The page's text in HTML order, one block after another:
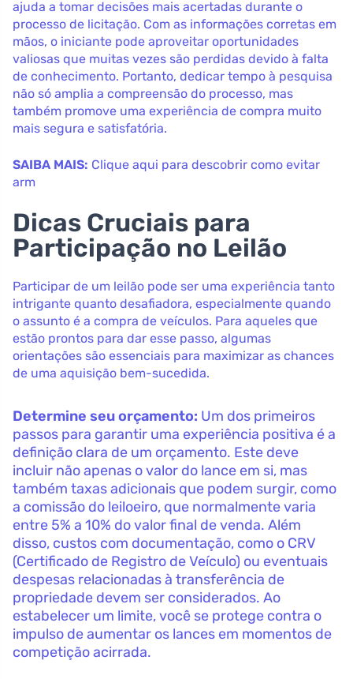
ajuda a tomar decisões mais acertadas durante o
processo de licitação. Com as informações corretas em
mãos, o iniciante pode aproveitar oportunidades
valiosas que muitas vezes são perdidas devido à falta
de conhecimento. Portanto, dedicar tempo à pesquisa
não só amplia a compreensão do processo, mas
também promove uma experiência de compra muito
mais segura e satisfatória.
SAIBA MAIS: Clique aqui para descobrir como evitar
arm
Dicas Cruciais para
Participação no Leilão
Participar de um leilão pode ser uma experiência tanto
intrigante quanto desafiadora, especialmente quando
o assunto é a compra de veículos. Para aqueles que
estão prontos para dar esse passo, algumas
orientações são essenciais para maximizar as chances
de uma aquisição bem-sucedida.
Determine seu orçamento: Um dos primeiros
passos para garantir uma experiência positiva é a
definição clara de um orçamento. Este deve
incluir não apenas o valor do lance em si, mas
também taxas adicionais que podem surgir, como
a comissão do leiloeiro, que normalmente varia
entre 5% a 10% do valor final de venda. Além
disso, custos com documentação, como o CRV
(Certificado de Registro de Veículo) ou eventuais
despesas relacionadas à transferência de
propriedade devem ser considerados. Ao
estabelecer um limite, você se protege contra o
impulso de aumentar os lances em momentos de
competição acirrada.